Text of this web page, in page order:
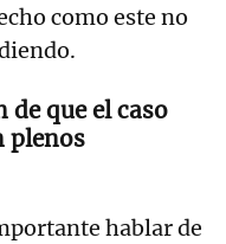
como este no
de que el caso
plenos
hablar de